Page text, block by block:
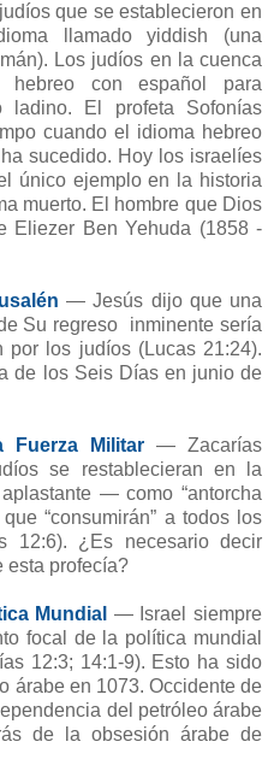
que se establecieron en
llamado yiddish (una
Los judíos en la cuenca
hebreo con español para
ladino. El profeta Sofonías
cuando el idioma hebreo
sucedido. Hoy los israelíes
único ejemplo en la historia
muerto. El hombre que Dios
Eliezer Ben Yehuda (1858 -
—Jesús dijo que una
Su regreso inminente sería
por los judíos (Lucas 21:24).
de los Seis Días en junio de
Fuerza Militar — Zacarías
se restablecieran en la
— como “antorcha
“consumirán” a todos los
12:6). ¿Es necesario decir
esta profecía?
Mundial — Israel siempre
focal de la política mundial
12:3; 14:1-9). Esto ha sido
árabe en 1073. Occidente de
del petróleo árabe
de la obsesión árabe de